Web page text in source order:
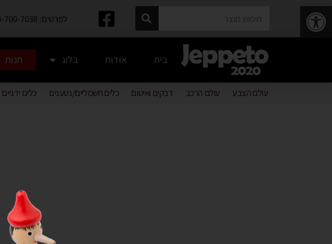
פתח סרגל נגישות לפרטים: 054-700-7038 |
בית אודות בלוג חנות
עולם הצבע עולם הרכב דבקים ואיטום כלים חשמליים/נטענים כלים ידניים